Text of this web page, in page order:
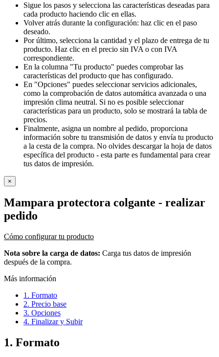
Sigue los pasos y selecciona las características deseadas para
cada producto haciendo clic en ellas.
Volver atrás durante la configuración: haz clic en el paso
deseado.
Por último, selecciona la cantidad y el plazo de entrega de tu
producto. Haz clic en el precio sin IVA o con IVA
correspondiente.
En la columna "Tu producto" puedes comprobar las
características del producto que has configurado.
En "Opciones" puedes seleccionar servicios adicionales,
como la comprobación de datos automática avanzada o una
impresión clima neutral. Si no es posible seleccionar
características para un producto, solo se mostrará la tabla de
precios.
Finalmente, asigna un nombre al pedido, proporciona
información sobre tu transmisión de datos y envía tu producto
a la cesta de la compra. No olvides descargar la hoja de datos
específica del producto - esta parte es fundamental para crear
tus datos de impresión.
×
Mampara protectora colgante - realizar
pedido
Cómo configurar tu producto
Nota sobre la carga de datos: Carga tus datos de impresión
después de la compra.
Más información
1. Formato
2. Precio base
3. Opciones
4. Finalizar y Subir
1. Formato